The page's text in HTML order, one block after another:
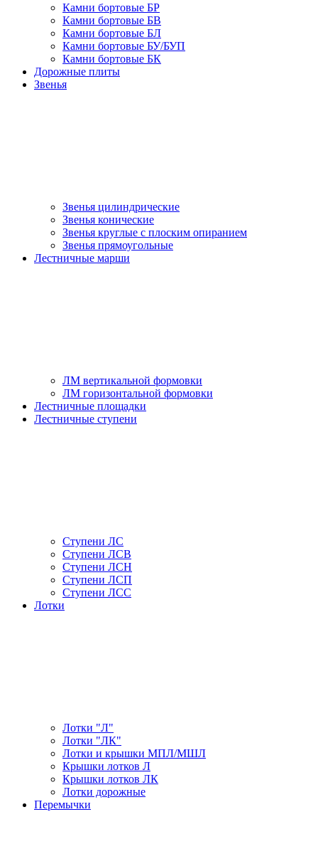
Камни бортовые БР
Камни бортовые БВ
Камни бортовые БЛ
Камни бортовые БУ/БУП
Камни бортовые БК
Дорожные плиты
Звенья
Звенья цилиндрические
Звенья конические
Звенья круглые с плоским опиранием
Звенья прямоугольные
Лестничные марши
ЛМ вертикальной формовки
ЛМ горизонтальной формовки
Лестничные площадки
Лестничные ступени
Ступени ЛС
Ступени ЛСВ
Ступени ЛСН
Ступени ЛСП
Ступени ЛСС
Лотки
Лотки "Л"
Лотки "ЛК"
Лотки и крышки МПЛ/МШЛ
Крышки лотков Л
Крышки лотков ЛК
Лотки дорожные
Перемычки